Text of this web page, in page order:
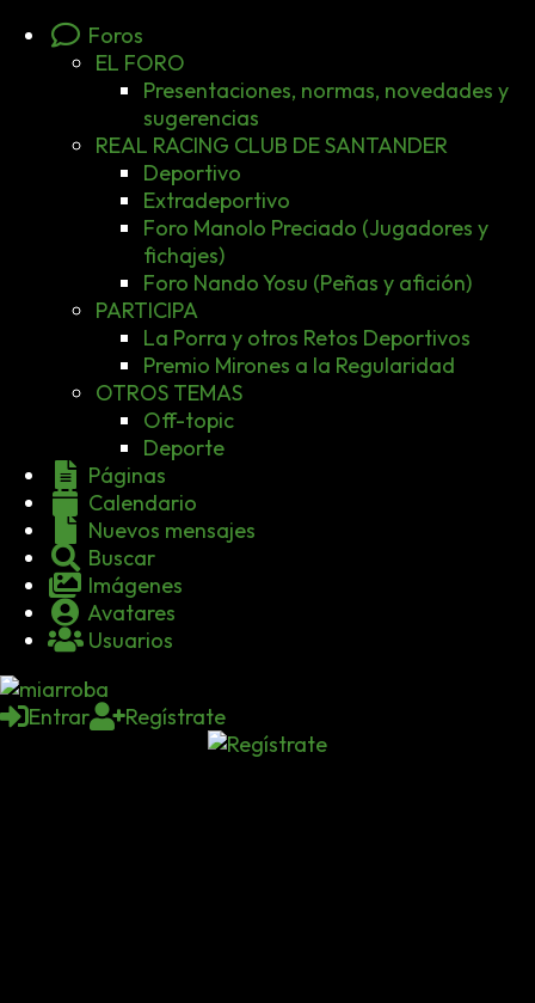
Foros
EL FORO
Presentaciones, normas, novedades y
sugerencias
REAL RACING CLUB DE SANTANDER
Deportivo
Extradeportivo
Foro Manolo Preciado (Jugadores y
fichajes)
Foro Nando Yosu (Peñas y afición)
PARTICIPA
La Porra y otros Retos Deportivos
Premio Mirones a la Regularidad
OTROS TEMAS
Off-topic
Deporte
Páginas
Calendario
Nuevos mensajes
Buscar
Imágenes
Avatares
Usuarios
Entrar Regístrate